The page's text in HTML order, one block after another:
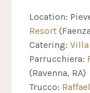
Location:
Resort
Catering:
Parrucchiera:
(Ravenna, RA)
Trucco: